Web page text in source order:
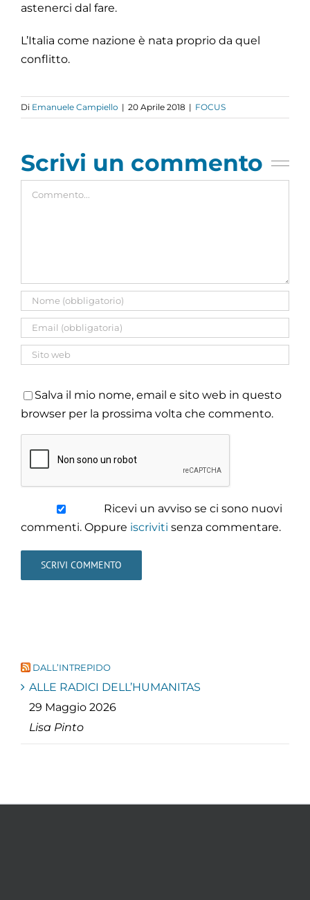
astenerci dal fare.
L’Italia come nazione è nata proprio da quel
conflitto.
Di Emanuele Campiello | 20 Aprile 2018 | FOCUS
Scrivi un commento
Salva il mio nome, email e sito web in questo
browser per la prossima volta che commento.
Ricevi un avviso se ci sono nuovi
commenti. Oppure iscriviti senza commentare.
DALL’INTREPIDO
ALLE RADICI DELL’HUMANITAS
29 Maggio 2026
Lisa Pinto